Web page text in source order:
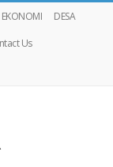
EKONOMI
DESA
Us